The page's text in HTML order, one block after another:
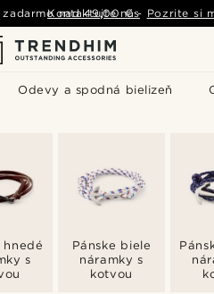
Odevy a spodná bielizeň
nad 49,00 € - Pozrite si
Kontaktujte nás
hnedé
s
Pánske biele
náramky s
kotvou